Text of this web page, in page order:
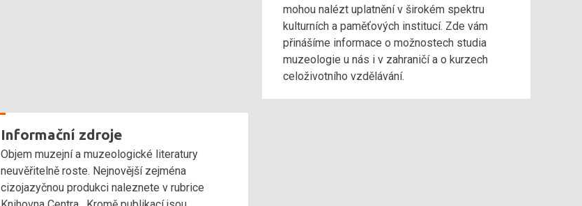
mohou nalézt uplatnění v širokém spektru
kulturních a paměťových institucí. Zde vám
přinášíme informace o možnostech studia
muzeologie u nás i v zahraničí a o kurzech
celoživotního vzdělávání.
Informační zdroje
Objem muzejní a muzeologické literatury
neuvěřitelně roste. Nejnovější zejména
cizojazyčnou produkci naleznete v rubrice